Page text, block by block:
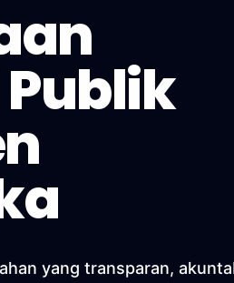
yang transparan,